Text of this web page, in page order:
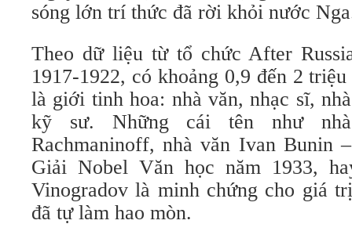
sóng lớn trí thức đã rời khỏi nước
Theo dữ liệu từ tổ chức After
1917-1922, có khoảng 0,9 đến 2
là giới tinh hoa: nhà văn, nhạc sĩ,
kỹ sư. Những cái tên như nhà
Rachmaninoff, nhà văn Ivan Bunin
Giải Nobel Văn học năm 1933,
Vinogradov là minh chứng cho giá
đã tự làm hao mòn.